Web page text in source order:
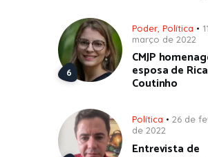
Poder Política
março de 2022
CMJP
esposa de
Coutinho
Política
26 de
de 2022
Entrevista de